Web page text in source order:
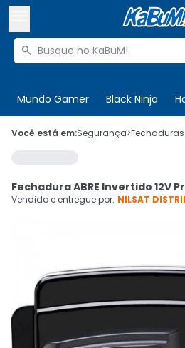
Buscar produtos

Mundo Gamer Black Ninja
 Olá. Acesse sua conta
Cupons
CADASTRE-
Você está em:Segurança>Fechaduras
Fechadura ABRE Invertido 12V
Vendido e entregue por: NILSAT